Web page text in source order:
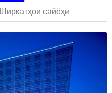
Ширкатҳои сайёҳӣ